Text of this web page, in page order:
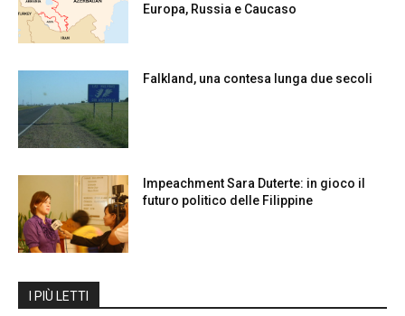
Europa, Russia e Caucaso
Falkland, una contesa lunga due secoli
Impeachment Sara Duterte: in gioco il
futuro politico delle Filippine
I PIÙ LETTI